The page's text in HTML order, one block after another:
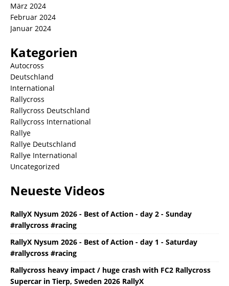
März 2024
Februar 2024
Januar 2024
Kategorien
Autocross
Deutschland
International
Rallycross
Rallycross Deutschland
Rallycross International
Rallye
Rallye Deutschland
Rallye International
Uncategorized
Neueste Videos
RallyX Nysum 2026 - Best of Action - day 2 - Sunday
#rallycross #racing
RallyX Nysum 2026 - Best of Action - day 1 - Saturday
#rallycross #racing
Rallycross heavy impact / huge crash with FC2 Rallycross
Supercar in Tierp, Sweden 2026 RallyX